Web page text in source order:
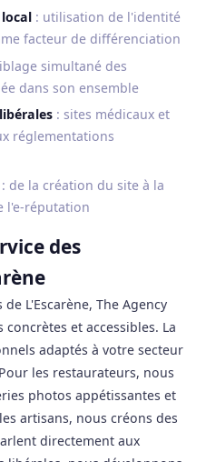
: utilisation de l'identité
facteur de différenciation
simultané des
dans son ensemble
: sites médicaux et
réglementations
: de la création du site à la
l'e-réputation
des
L'Escarène, The Agency
et accessibles. La
adaptés à votre secteur
les restaurateurs, nous
photos appétissantes et
artisans, nous créons des
directement aux